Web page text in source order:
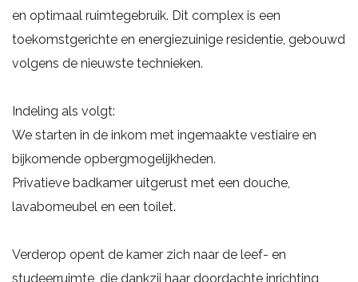
en optimaal ruimtegebruik. Dit complex is een
toekomstgerichte en energiezuinige residentie, gebouwd
volgens de nieuwste technieken.
Indeling als volgt:
We starten in de inkom met ingemaakte vestiaire en
bijkomende opbergmogelijkheden.
Privatieve badkamer uitgerust met een douche,
lavabomeubel en een toilet.
Verderop opent de kamer zich naar de leef- en
studeerruimte, die dankzij haar doordachte inrichting